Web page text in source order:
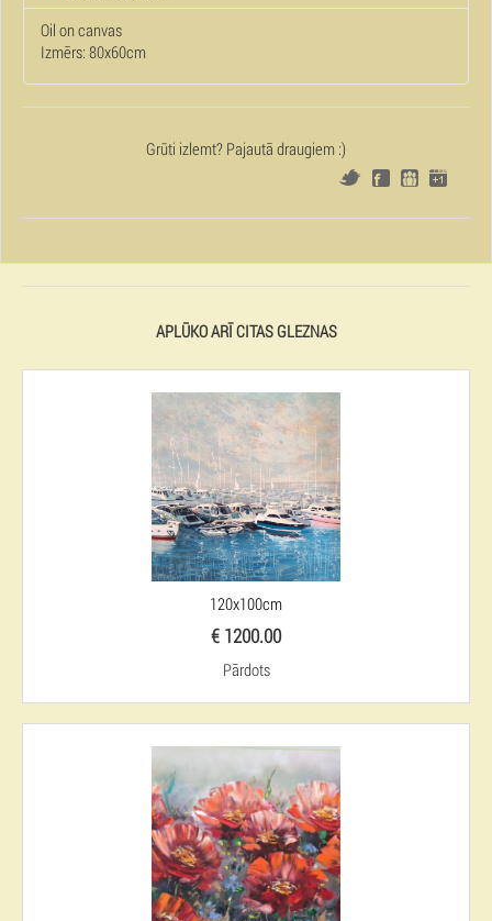
Oil on canvas
Izmērs: 80x60cm
Grūti izlemt? Pajautā draugiem :)
APLŪKO ARĪ CITAS GLEZNAS
120x100cm
€ 1200.00
Pārdots